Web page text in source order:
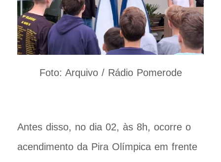
Foto: Arquivo / Rádio Pomerode
Antes disso, no dia 02, às 8h, ocorre o
acendimento da Pira Olímpica em frente